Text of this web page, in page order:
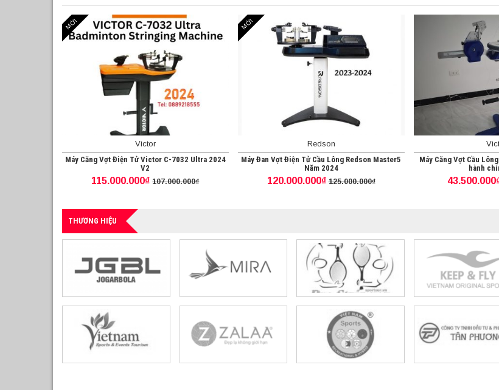
MỚI
Victor
Máy Căng Vợt Điện Tử Victor C-7032 Ultra 2024
V2
115.000.000₫ 107.000.000₫
MỚI
Redson
Máy Đan Vợt Điện Tử Cầu Lông Redson Master5
Năm 2024
120.000.000₫ 125.000.000₫
Máy Căng Vợt Cầu
hành
THƯƠNG HIỆU